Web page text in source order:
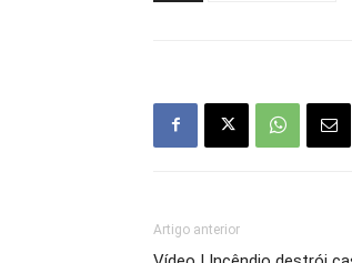
Artigo anterior